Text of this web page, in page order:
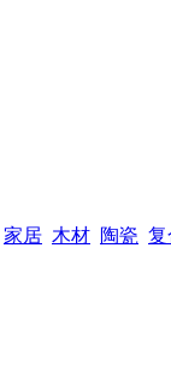
家居 木材 陶瓷 复